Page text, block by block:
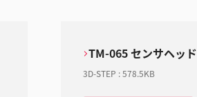
TM-065 センサヘッド
3D-STEP :578.5KB